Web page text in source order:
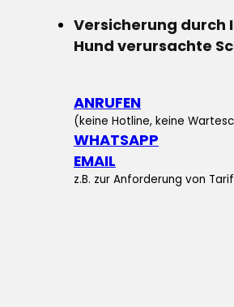
Versicherung durch
Hund verursachte
ANRUFEN
(keine Hotline, keine
WHATSAPP
EMAIL
z.B. zur Anforderung von